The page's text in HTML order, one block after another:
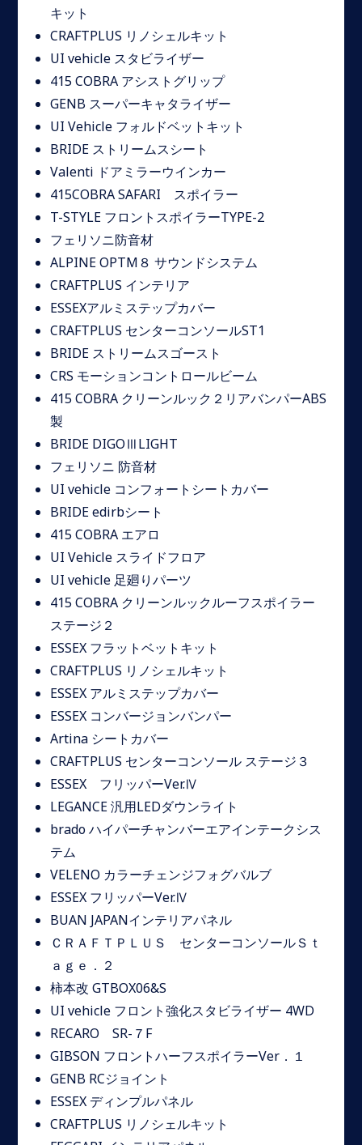
キット
CRAFTPLUS リノシェルキット
UI vehicle スタビライザー
415 COBRA アシストグリップ
GENB スーパーキャタライザー
UI Vehicle フォルドベットキット
BRIDE ストリームスシート
Valenti ドアミラーウインカー
415COBRA SAFARI スポイラー
T-STYLE フロントスポイラーTYPE-2
フェリソニ防音材
ALPINE OPTM８ サウンドシステム
CRAFTPLUS インテリア
ESSEXアルミステップカバー
CRAFTPLUS センターコンソールST1
BRIDE ストリームスゴースト
CRS モーションコントロールビーム
415 COBRA クリーンルック２リアバンパーABS
製
BRIDE DIGOⅢLIGHT
フェリソニ 防音材
UI vehicle コンフォートシートカバー
BRIDE edirbシート
415 COBRA エアロ
UI Vehicle スライドフロア
UI vehicle 足廻りパーツ
415 COBRA クリーンルックルーフスポイラー
ステージ２
ESSEX フラットベットキット
CRAFTPLUS リノシェルキット
ESSEX アルミステップカバー
ESSEX コンバージョンバンパー
Artina シートカバー
CRAFTPLUS センターコンソール ステージ３
ESSEX フリッパーVer.Ⅳ
LEGANCE 汎用LEDダウンライト
brado ハイパーチャンバーエアインテークシス
テム
VELENO カラーチェンジフォグバルブ
ESSEX フリッパーVer.Ⅳ
BUAN JAPANインテリアパネル
ＣＲＡＦＴＰＬＵＳ センターコンソールＳｔ
ａｇｅ．２
柿本改 GTBOX06&S
UI vehicle フロント強化スタビライザー 4WD
RECARO SR-７F
GIBSON フロントハーフスポイラーVer．１
GENB RCジョイント
ESSEX ディンプルパネル
CRAFTPLUS リノシェルキット